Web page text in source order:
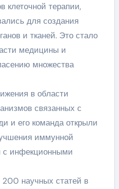
клеточной терапии,
для создания
и тканей. Это стало
медицины и
множества
в области
связанных с
и его команда открыли
иммунной
инфекционными
научных статей в